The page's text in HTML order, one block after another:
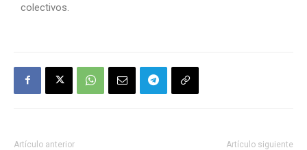
colectivos.
Artículo anterior Artículo siguiente